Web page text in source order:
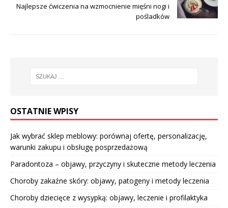
Najlepsze ćwiczenia na wzmocnienie mięśni nogi i
pośladków
OSTATNIE WPISY
Jak wybrać sklep meblowy: porównaj ofertę, personalizację,
warunki zakupu i obsługę posprzedażową
Paradontoza – objawy, przyczyny i skuteczne metody leczenia
Choroby zakaźne skóry: objawy, patogeny i metody leczenia
Choroby dziecięce z wysypką: objawy, leczenie i profilaktyka